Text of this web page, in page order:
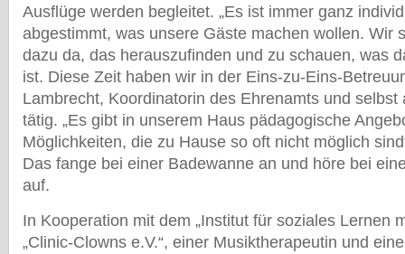
Ausflüge werden begleitet. „Es ist immer ganz
abgestimmt, was unsere Gäste machen wollen. Wir
dazu da, das herauszufinden und zu schauen, was
ist. Diese Zeit haben wir in der Eins-zu-Eins-
Lambrecht, Koordinatorin des Ehrenamts und selbst
tätig. „Es gibt in unserem Haus pädagogische
Möglichkeiten, die zu Hause so oft nicht möglich
Das fange bei einer Badewanne an und höre bei
auf.
In Kooperation mit dem „Institut für soziales Lernen
„Clinic-Clowns e.V.“, einer Musiktherapeutin und